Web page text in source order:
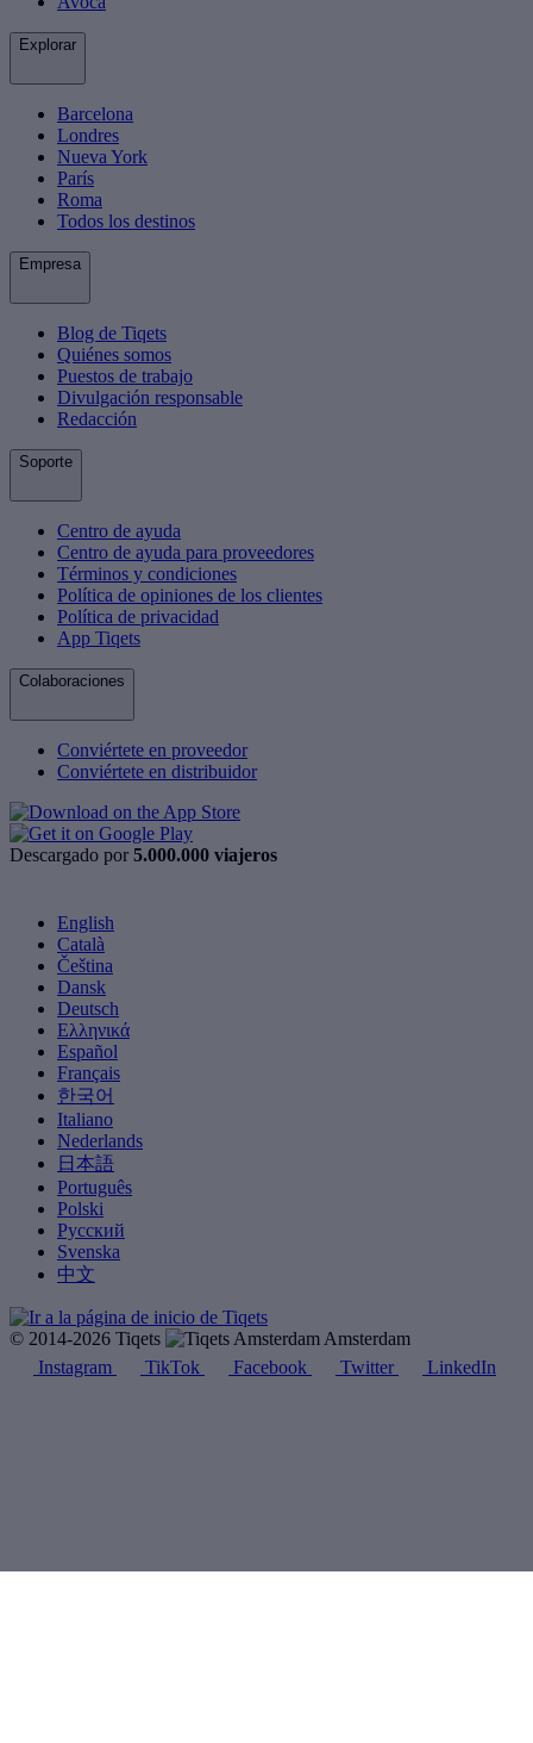
Explorar
Barcelona
Londres
Nueva York
París
Roma
Todos los destinos
Empresa
Blog de Tiqets
Quiénes somos
Puestos de trabajo
Divulgación responsable
Redacción
Soporte
Centro de ayuda
Centro de ayuda para proveedores
Términos y condiciones
Política de opiniones de los clientes
Política de privacidad
App Tiqets
Colaboraciones
Conviértete en proveedor
Conviértete en distribuidor
Descargado por 5.000.000 viajeros
English
Català
Čeština
Dansk
Deutsch
Ελληνικά
Español
Français
한국어
Italiano
Nederlands
日本語
Português
Polski
Русский
Svenska
中文
© 2014-2026 Tiqets
Amsterdam
Instagram
TikTok Facebook Twitter LinkedIn